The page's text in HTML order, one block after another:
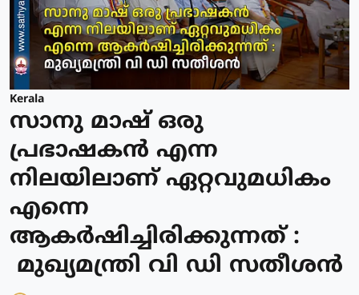
Kerala
സാനു മാഷ് ഒരു
പ്രഭാഷകൻ എന്ന
നിലയിലാണ് ഏറ്റവുമധികം
എന്നെ
ആകർഷിച്ചിരിക്കുന്നത് :
മുഖ്യമന്ത്രി വി ഡി സതീശൻ